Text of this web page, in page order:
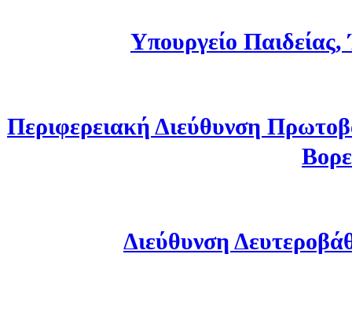
Υπουργείο
Περιφερειακή Διεύθυνση
Διεύθυνση